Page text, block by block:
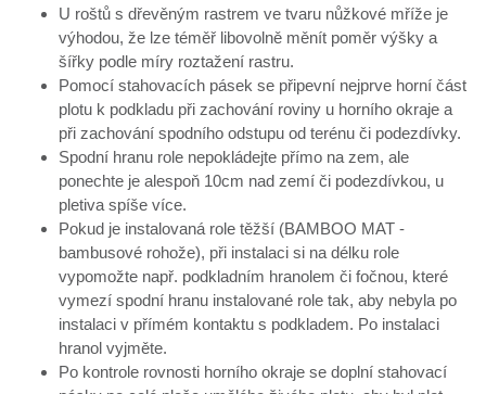
U roštů s dřevěným rastrem ve tvaru nůžkové mříže je
výhodou, že lze téměř libovolně měnít poměr výšky a
šířky podle míry roztažení rastru.
Pomocí stahovacích pásek se připevní nejprve horní část
plotu k podkladu při zachování roviny u horního okraje a
při zachování spodního odstupu od terénu či podezdívky.
Spodní hranu role nepokládejte přímo na zem, ale
ponechte je alespoň 10cm nad zemí či podezdívkou, u
pletiva spíše více.
Pokud je instalovaná role těžší (BAMBOO MAT -
bambusové rohože), při instalaci si na délku role
vypomožte např. podkladním hranolem či fočnou, které
vymezí spodní hranu instalované role tak, aby nebyla po
instalaci v přímém kontaktu s podkladem. Po instalaci
hranol vyjměte.
Po kontrole rovnosti horního okraje se doplní stahovací